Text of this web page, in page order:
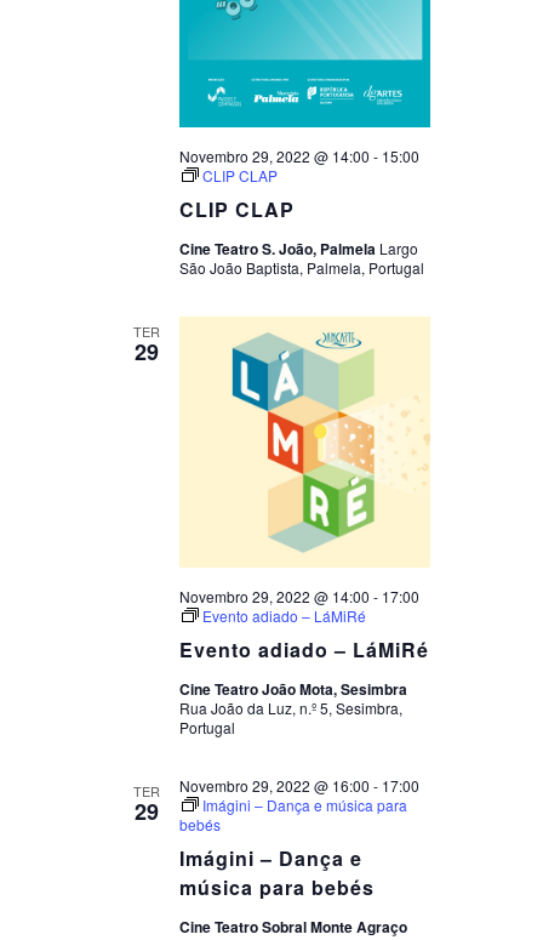
CLIP CLAP
Novembro 29, 2022 @ 14:00 - 15:00
CLIP CLAP
Cine Teatro S. João, Palmela Largo
São João Baptista, Palmela, Portugal
TER
29
Evento adiado – LáMiRé
Novembro 29, 2022 @ 14:00 - 17:00
Evento adiado – LáMiRé
Cine Teatro João Mota, Sesimbra
Rua João da Luz, n.º 5, Sesimbra,
Portugal
TER
29
Imágini – Dança e
música para bebés
Novembro 29, 2022 @ 16:00 - 17:00
Imágini – Dança e música para
bebés
Cine Teatro Sobral Monte Agraço